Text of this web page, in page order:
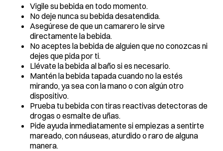
Vigile su bebida en todo momento.
No deje nunca su bebida desatendida.
Asegúrese de que un camarero le sirve
directamente la bebida.
No aceptes la bebida de alguien que no conozcas ni
dejes que pida por ti.
Llévate la bebida al baño si es necesario.
Mantén la bebida tapada cuando no la estés
mirando, ya sea con la mano o con algún otro
dispositivo.
Prueba tu bebida con tiras reactivas detectoras de
drogas o esmalte de uñas.
Pide ayuda inmediatamente si empiezas a sentirte
mareado, con náuseas, aturdido o raro de alguna
manera.